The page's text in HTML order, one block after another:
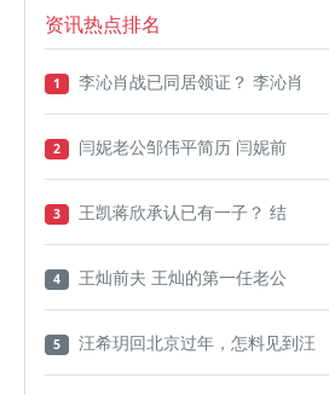
资讯热点排名
1 李沁肖战已同居领证？ 李沁肖
2 闫妮老公邹伟平简历 闫妮前
3 王凯蒋欣承认已有一子？ 结
4 王灿前夫 王灿的第一任老公
5 汪希玥回北京过年，怎料见到汪